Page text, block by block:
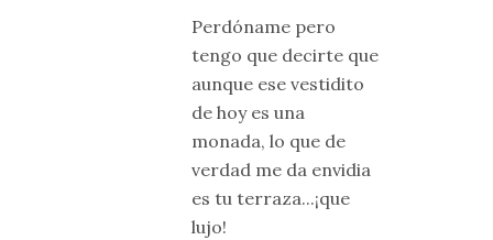
Perdóname pero
tengo que decirte que
aunque ese vestidito
de hoy es una
monada, lo que de
verdad me da envidia
es tu terraza...¡que
lujo!